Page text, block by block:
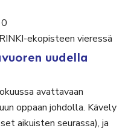
ekopisteen vieressä
uudella
avattavaan
oppaan johdolla. Kävely
aikuisten seurassa), ja